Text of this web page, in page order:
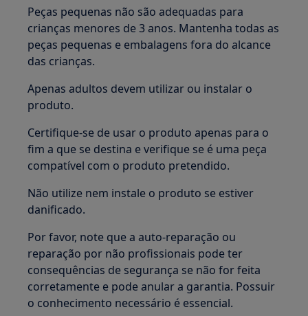
Peças pequenas não são adequadas para
crianças menores de 3 anos. Mantenha todas as
peças pequenas e embalagens fora do alcance
das crianças.
Apenas adultos devem utilizar ou instalar o
produto.
Certifique-se de usar o produto apenas para o
fim a que se destina e verifique se é uma peça
compatível com o produto pretendido.
Não utilize nem instale o produto se estiver
danificado.
Por favor, note que a auto-reparação ou
reparação por não profissionais pode ter
consequências de segurança se não for feita
corretamente e pode anular a garantia. Possuir
o conhecimento necessário é essencial.